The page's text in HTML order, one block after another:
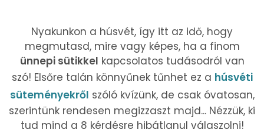
Nyakunkon a húsvét, így itt az idő, hogy
megmutasd, mire vagy képes, ha a finom
ünnepi sütikkel kapcsolatos tudásodról van
szó! Elsőre talán könnyűnek tűnhet ez a húsvéti
süteményekről szóló kvízünk, de csak óvatosan,
szerintünk rendesen megizzaszt majd... Nézzük, ki
tud mind a 8 kérdésre hibátlanul válaszolni!